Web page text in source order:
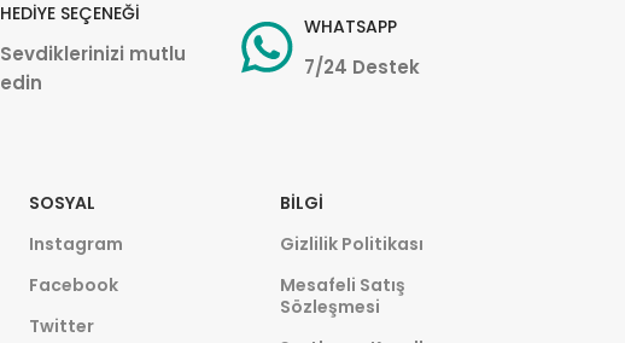
HEDİYE SEÇENEĞİ
Sevdiklerinizi mutlu
edin
WHATSAPP
7/24 Destek
SOSYAL
Instagram
Facebook
Twitter
BILGI
Gizlilik Politikası
Mesafeli Satış
Sözleşmesi